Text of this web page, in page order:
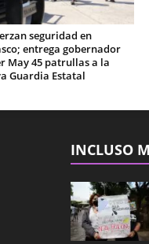
seguridad en
entrega gobernador
May 45 patrullas a la
Guardia Estatal
INCLUSO